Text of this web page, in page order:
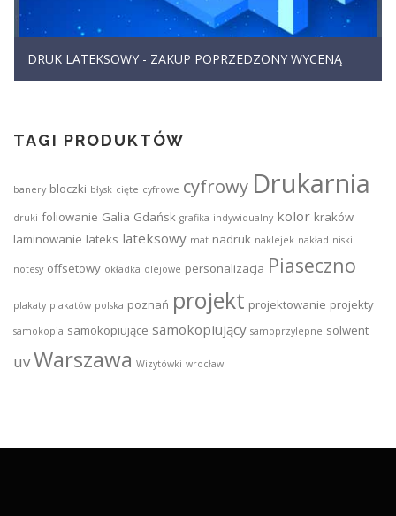
DRUK LATEKSOWY - ZAKUP POPRZEDZONY WYCENĄ
TAGI PRODUKTÓW
banery bloczki błysk cięte cyfrowe cyfrowy Drukarnia
druki foliowanie Galia Gdańsk grafika indywidualny kolor kraków
laminowanie lateks lateksowy mat nadruk naklejek nakład niski
notesy offsetowy okładka olejowe personalizacja Piaseczno
plakaty plakatów polska poznań projekt projektowanie projekty
samokopia samokopiujące samokopiujący samoprzylepne solwent
uvWarszawa Wizytówki wrocław